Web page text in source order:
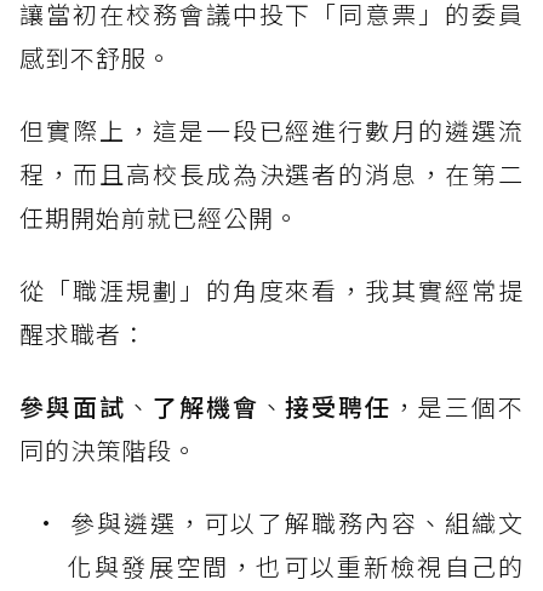
讓當初在校務會議中投下「同意票」的委員
感到不舒服。
但實際上，這是一段已經進行數月的遴選流
程，而且高校長成為決選者的消息，在第二
任期開始前就已經公開。
從「職涯規劃」的角度來看，我其實經常提
醒求職者：
參與面試 、 了解機會 、接受聘任 ，是三個不
同的決策階段。
參與遴選，可以了解職務內容、組織文
化與發展空間，也可以重新檢視自己的